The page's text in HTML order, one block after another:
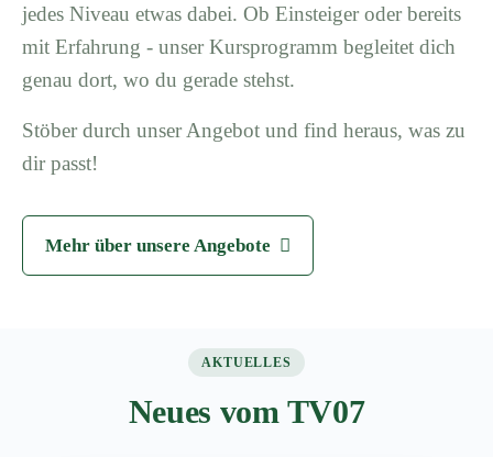
jedes Niveau etwas dabei. Ob Einsteiger oder bereits
mit Erfahrung - unser Kursprogramm begleitet dich
genau dort, wo du gerade stehst.
Stöber durch unser Angebot und find heraus, was zu
dir passt!
Mehr über unsere Angebote
AKTUELLES
Neues vom TV07